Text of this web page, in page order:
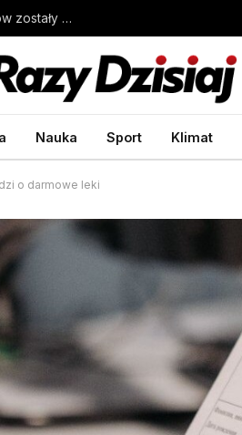
Miasto w USA może zostać bez wody. Do wyczerpania zapasów zostały miesiące
Nauka Sport Klimat
o darmowe leki